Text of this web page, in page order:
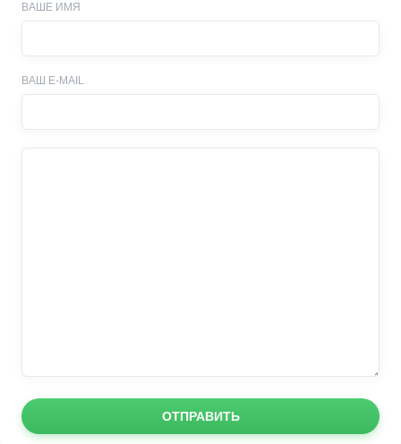
ВАШЕ ИМЯ
ВАШ E-MAIL
ОТПРАВИТЬ